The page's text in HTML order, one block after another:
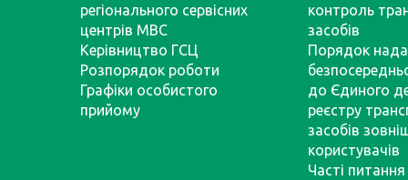
регіонального сервісних
центрів МВС
Керівництво ГСЦ
Розпорядок роботи
Графіки особистого
прийому
контроль
засобів
Порядок
до Єдиного
реєстру
засобів
користувачів
Часті питання